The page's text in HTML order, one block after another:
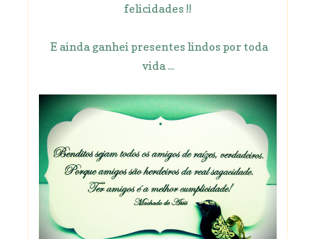
felicidades !!
E ainda ganhei presentes lindos por toda
vida ...